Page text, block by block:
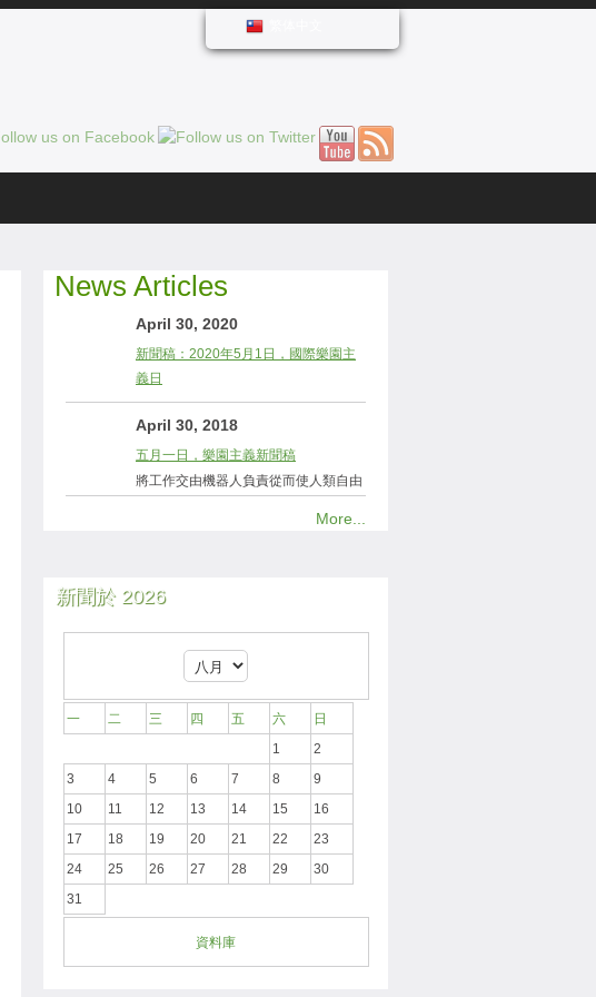
News Articles
April 30, 2020
新聞稿：2020年5月1日，國際樂園主
義日
April 30, 2018
五月一日，樂園主義新聞稿
將工作交由機器人負責從而使人類自由
More...
新聞於 2026
一 二 三 四 五 六
日
1
2
3
4 5 6 7 8
9
10
11 12 13 14 15
16
17
18 19 20 21 22
23
24
25 26 27 28 29
30
31
資料庫